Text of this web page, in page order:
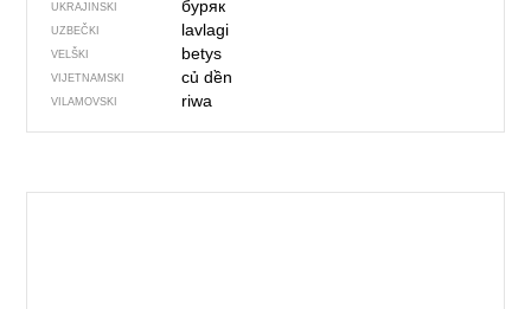
UKRAJINSKI буряк
UZBEČKI lavlagi
VELŠKI betys
VIJETNAMSKI củ dền
VILAMOVSKI riwa